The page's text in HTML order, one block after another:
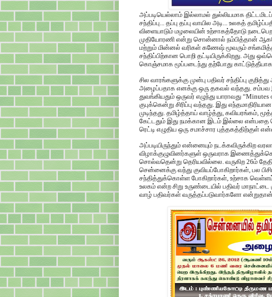
அப்படியெல்லாம் இல்லாமல் துல்லியமாக
சந்திப்பு... தப்பு தப்பு வாயில அடி... உலகத்
விளையாடும் மழலையின் உற்சாகத்தோடு
முதியோரணி என்று சொன்னால் நம்பித்தான்
மற்றும் மின்னல் வரிகள் கணேஷ் மூவரும்
சந்திப்பிற்கான பொறி தட்டியிருக்கிறது. அது
கொஞ்சமாக மூப்படைந்து தற்போது காட்டுத்தீயாக
சில வாரங்களுக்கு முன்பு பதிவர் சந்திப்பு
அழைப்பதாக எனக்கு ஒரு தகவல் வந்தது. சம்பவ
துவங்கியதும் ஒருவர் எழுந்து யாராவது
குபுக்கென்று சிரிப்பு வந்தது. இது
முடிந்தது. தமிழ்த்தாய் வாழ்த்து, கவியரங்கம்,
கேட்டதும் இது நமக்கான இடம் இல்லை என்பதை
ரெட்டி எழுதிய ஒரு சமாச்சார
அப்படியிருந்தும் என்னையும் நடக்கவிருக்கிற
விழாக்குழுவினர்களுள் ஒருவராக
சொல்வதென்று தெரியவில்லை. வருகிற 26ம்
சென்னைக்கு வந்து குவியப்போகிறார்கள், பல
சந்தித்துக்கொள்ள போகிறார்கள், உற்சாக
உலகம் என்ற சிறு உருண்டையில் பதிவர் மாநாட்டை
வாழ் பதிவர்கள் வருத்தப்படுவார்களோ என்றுதான்